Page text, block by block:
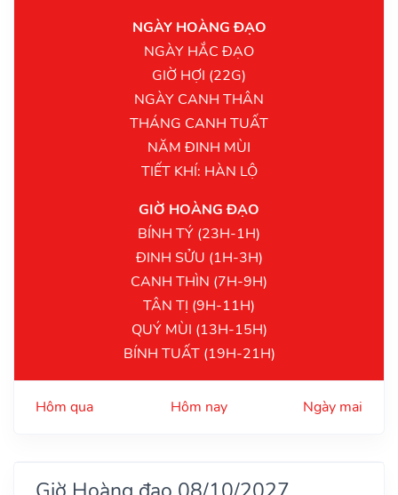
NGÀY HOÀNG ĐẠO
NGÀY HẮC ĐẠO
GIỜ HỢI (22G)
NGÀY CANH THÂN
THÁNG CANH TUẤT
NĂM ĐINH MÙI
TIẾT KHÍ: HÀN LỘ
GIỜ HOÀNG ĐẠO
BÍNH TÝ (23H-1H)
ĐINH SỬU (1H-3H)
CANH THÌN (7H-9H)
TÂN TỊ (9H-11H)
QUÝ MÙI (13H-15H)
BÍNH TUẤT (19H-21H)
Hôm qua Hôm nay Ngày mai